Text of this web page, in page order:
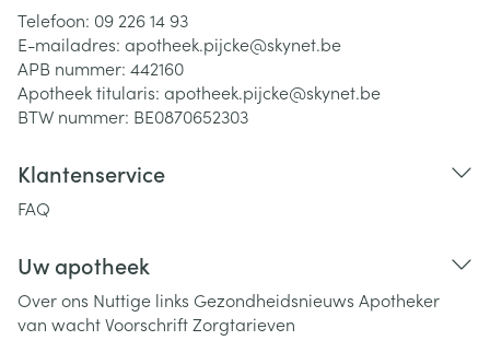
Telefoon: 09 226 14 93
E-mailadres: apotheek.pijcke@skynet.be
APB nummer: 442160
Apotheek titularis: apotheek.pijcke@skynet.be
BTW nummer: BE0870652303
Klantenservice
FAQ
Uw apotheek
Over ons Nuttige links Gezondheidsnieuws Apotheker
van wachtVoorschriftZorgtarieven